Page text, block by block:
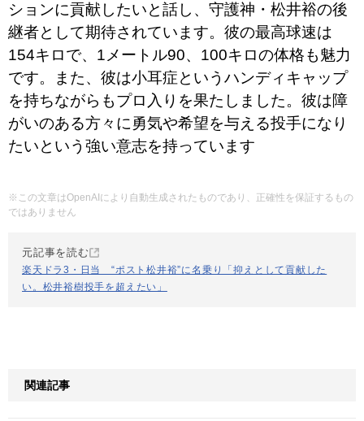
ションに貢献したいと話し、守護神・松井裕の後
継者として期待されています。彼の最高球速は
154キロで、1メートル90、100キロの体格も魅力
です。また、彼は小耳症というハンディキャップ
を持ちながらもプロ入りを果たしました。彼は障
がいのある方々に勇気や希望を与える投手になり
たいという強い意志を持っています
※この文章はOpenAIにより自動生成されたものであり、正確性を保証するもの
ではありません
元記事を読む
楽天ドラ3・日当 “ポスト松井裕”に名乗り「抑えとして貢献した
い。松井裕樹投手を超えたい」
関連記事